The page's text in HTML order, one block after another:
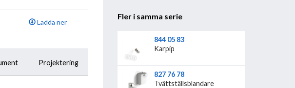
Ladda ner
Projektering
Fler i samma serie
844 05 83
Karpip
827 76 78
Tvättställsblandare